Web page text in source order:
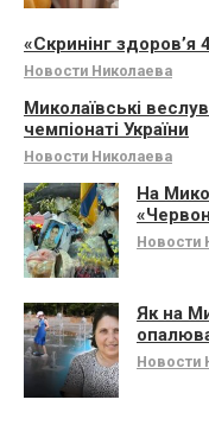
«Скринінг
Новости Николаева
Миколаївські
чемпіонаті України
Новости Николаева
На
Новости
Як на
Новости